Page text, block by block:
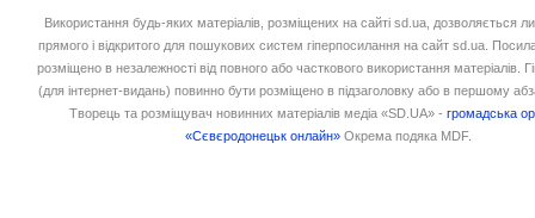
Використання будь-яких матеріалів, розміщених на сайті sd.ua, дозволяється
прямого і відкритого для пошукових систем гіперпосилання на сайт sd.ua.
розміщено в незалежності від повного або часткового використання матеріалів.
(для інтернет-видань) повинно бути розміщено в підзаголовку або в першому
Творець та розміщувач новинних матеріалів медіа «SD.UA» -громадська
«Сєвєродонецьк онлайн» Окрема подяка MDF.